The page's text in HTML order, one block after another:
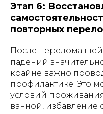
Этап 6:
повторных
После перелома
падений
крайне важно
профилактике. Это
условий
ванной, избавление